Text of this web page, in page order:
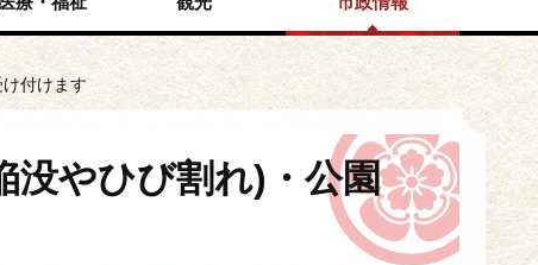
付けます
没やひび割れ)・公園